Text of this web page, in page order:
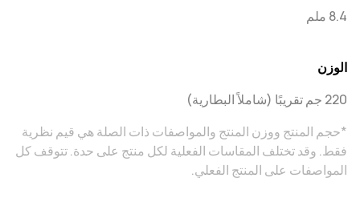
8.4 ملم
الوزن
220 جم تقريبًا (شاملاً البطارية)
*حجم المنتج ووزن المنتج والمواصفات ذات الصلة هي قيم نظرية
فقط. وقد تختلف المقاسات الفعلية لكل منتج على حدة. تتوقف كل
المواصفات على المنتج الفعلي.